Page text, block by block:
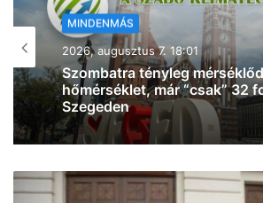
MINDENMÁS
2026, augusztus 7. 17:54
Baleset történt Szegeden –
esett el a Csillag tér